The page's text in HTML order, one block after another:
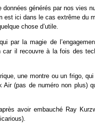
générés par nos vies
ici dans le cas extrême du
chose d’utile.
par la magie de
car il recouvre à la fois des
une montre ou un frigo,
(pas de numéro non plus)
avoir embauché Ray